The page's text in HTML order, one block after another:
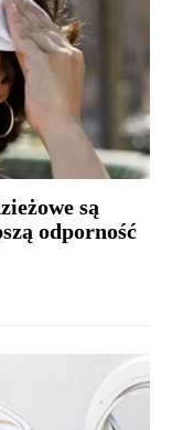
są
odporność